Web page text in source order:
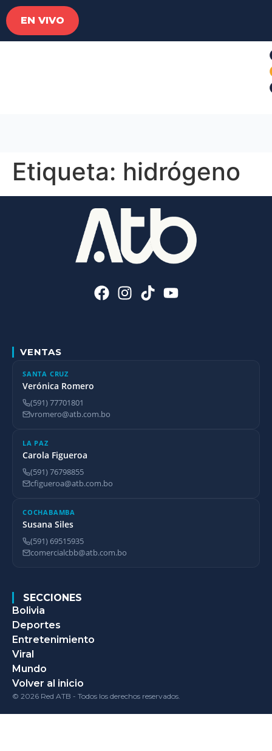
EN VIVO
Etiqueta: hidrógeno
VENTAS
SANTA CRUZ
Verónica Romero
(591) 77701801
vromero@atb.com.bo
LA PAZ
Carola Figueroa
(591) 76798855
cfigueroa@atb.com.bo
COCHABAMBA
Susana Siles
(591) 69515935
comercialcbb@atb.com.bo
SECCIONES
Bolivia
Deportes
Entretenimiento
Viral
Mundo
Volver al inicio
© 2026 Red ATB - Todos los derechos reservados.